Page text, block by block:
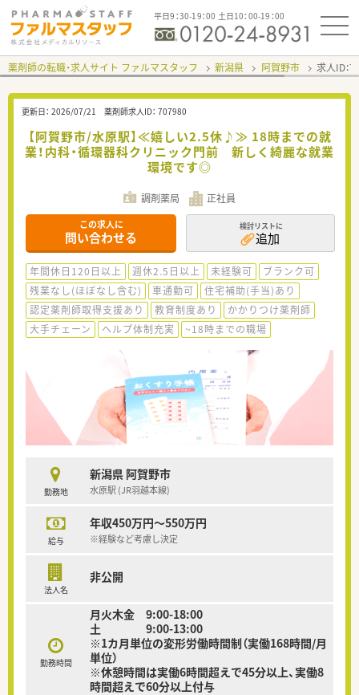
平日9：30-19：00 土日10：00-19：00
薬剤師の転職・求人サイト ファルマスタッフ 新潟県 阿賀野市 求人ID：
更新日： 2026/07/21 薬剤師求人ID： 707980
【阿賀野市/水原駅】≪嬉しい2.5休♪≫ 18時までの就
業！内科・循環器科クリニック門前 新しく綺麗な就業
環境です◎
調剤薬局 正社員
この求人に
問い合わせる
検討リストに
追加
年間休日120日以上 週休2.5日以上 未経験可
ブランク可
残業なし(ほぼなし含む)
車通勤可
住宅補助(手当)あり
認定薬剤師取得支援あり
教育制度あり
かかりつけ薬剤師
大手チェーン
ヘルプ体制充実 ~18時までの職場
勤務地
新潟県 阿賀野市
水原駅 (JR羽越本線)
給与
年収450万円～550万円
※経験など考慮し決定
法人名
非公開
勤務時間
月火木金 9:00-18:00
土 9:00-13:00
※1カ月単位の変形労働時間制（実働168時間/月
単位）
※休憩時間は実働6時間超えで45分以上、実働8
時間超えで60分以上付与